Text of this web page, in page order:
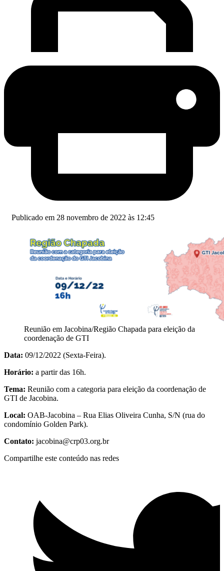
Publicado em 28 novembro de 2022 às 12:45
Reunião em Jacobina/Região Chapada para eleição da
coordenação de GTI
Data: 09/12/2022 (Sexta-Feira).
Horário: a partir das 16h.
Tema: Reunião com a categoria para eleição da coordenação de
GTI de Jacobina.
Local: OAB-Jacobina – Rua Elias Oliveira Cunha, S/N (rua do
condomínio Golden Park).
Contato: jacobina@crp03.org.br
Compartilhe este conteúdo nas redes